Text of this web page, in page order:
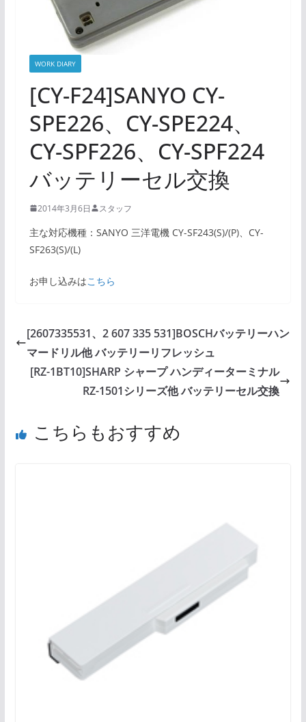
WORK DIARY
[CY-F24]SANYO CY-
SPE226、CY-SPE224、
CY-SPF226、CY-SPF224
バッテリーセル交換
2014年3月6日 スタッフ
主な対応機種：SANYO 三洋電機 CY-SF243(S)/(P)、CY-
SF263(S)/(L)
お申し込みはこちら
[2607335531、2 607 335 531]BOSCHバッテリーハン
マードリル他 バッテリーリフレッシュ
[RZ-1BT10]SHARP シャープ ハンディーターミナル
RZ-1501シリーズ他 バッテリーセル交換
こちらもおすすめ